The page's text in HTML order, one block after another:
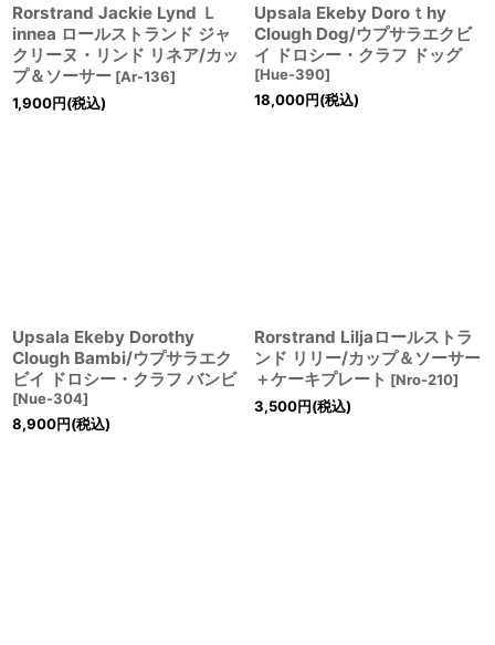
Rorstrand Jackie Lynd Ｌ
innea ロールストランド ジャ
クリーヌ・リンド リネア/カッ
プ＆ソーサー [Ar-136]
1,900円(税込)
Upsala Ekeby Doroｔhy
Clough Dog/ウプサラエクビ
イ ドロシー・クラフ ドッグ
[Hue-390]
18,000円(税込)
Upsala Ekeby Dorothy
Clough Bambi/ウプサラエク
ビイ ドロシー・クラフ バンビ
[Nue-304]
8,900円(税込)
Rorstrand Liljaロールストラ
ンド リリー/カップ＆ソーサー
＋ケーキプレート [Nro-210]
3,500円(税込)